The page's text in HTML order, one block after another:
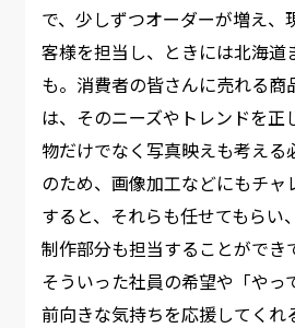
で、少しずつオーダーが増え、
客様を担当し、ときには北海道
も。消費者の皆さんに売れる商
は、そのニーズやトレンドを正
物だけでなく写真映えも考える
のため、画像加工などにもチャ
すると、それらも任せてもらい
制作部分も担当することができ
そういった社員の希望や「やっ
前向きな気持ちを応援してくれ